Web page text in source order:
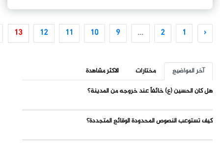
‹
1
2
...
9
10
11
12
13
آخر المواضيع مختارات
الاكثر مشاهدة
هل كان الحسين (ع) خائفاً عند خروجه من المدينة؟
كيف تستوعب النصوص المحدودة الوقائع المتجددة؟